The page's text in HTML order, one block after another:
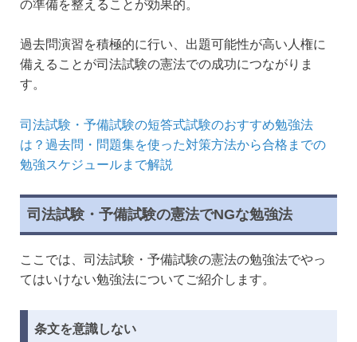
の準備を整えることが効果的。
過去問演習を積極的に行い、出題可能性が高い人権に
備えることが司法試験の憲法での成功につながりま
す。
司法試験・予備試験の短答式試験のおすすめ勉強法
は？過去問・問題集を使った対策方法から合格までの
勉強スケジュールまで解説
司法試験・予備試験の憲法でNGな勉強法
ここでは、司法試験・予備試験の憲法の勉強法でやっ
てはいけない勉強法についてご紹介します。
条文を意識しない